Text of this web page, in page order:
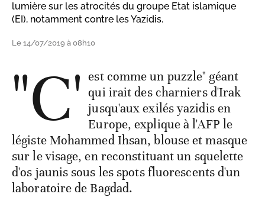
lumière sur les atrocités du groupe Etat islamique
(EI), notamment contre les Yazidis.
Le 14/07/2019 à 08h10
"C' est comme un puzzle" géant
qui irait des charniers d'Irak
jusqu'aux exilés yazidis en
Europe, explique à l'AFP le
légiste Mohammed Ihsan, blouse et masque
sur le visage, en reconstituant un squelette
d'os jaunis sous les spots fluorescents d'un
laboratoire de Bagdad.